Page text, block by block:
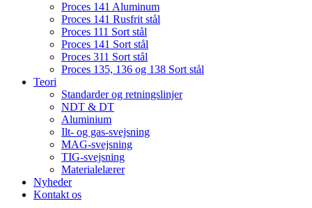
Proces 141 Aluminum
Proces 141 Rusfrit stål
Proces 111 Sort stål
Proces 141 Sort stål
Proces 311 Sort stål
Proces 135, 136 og 138 Sort stål
Teori
Standarder og retningslinjer
NDT & DT
Aluminium
Ilt- og gas-svejsning
MAG-svejsning
TIG-svejsning
Materialelærer
Nyheder
Kontakt os